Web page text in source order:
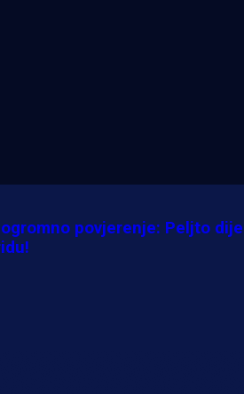
Omerovića:
samo tri minute!
ogromno povjerenje: Peljto